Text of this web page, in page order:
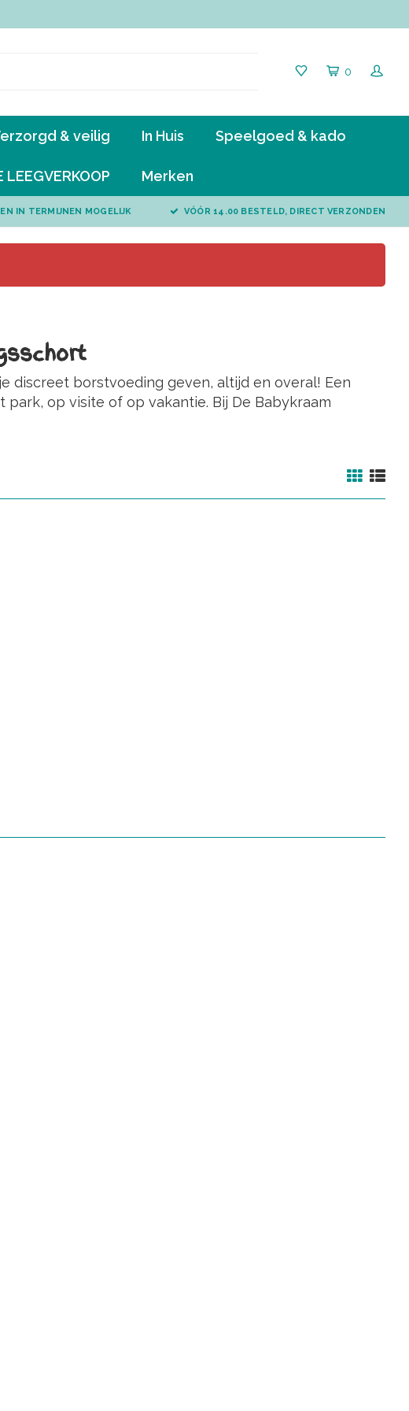
0
& veilig In Huis Speelgoed & kado
LEEGVERKOOP Merken
IN TERMIJNEN MOGELIJK VÓÓR 14.00 BESTELD, DIRECT VERZONDEN
discreet borstvoeding geven, altijd en overal! Een
op visite of op vakantie. Bij De Babykraam